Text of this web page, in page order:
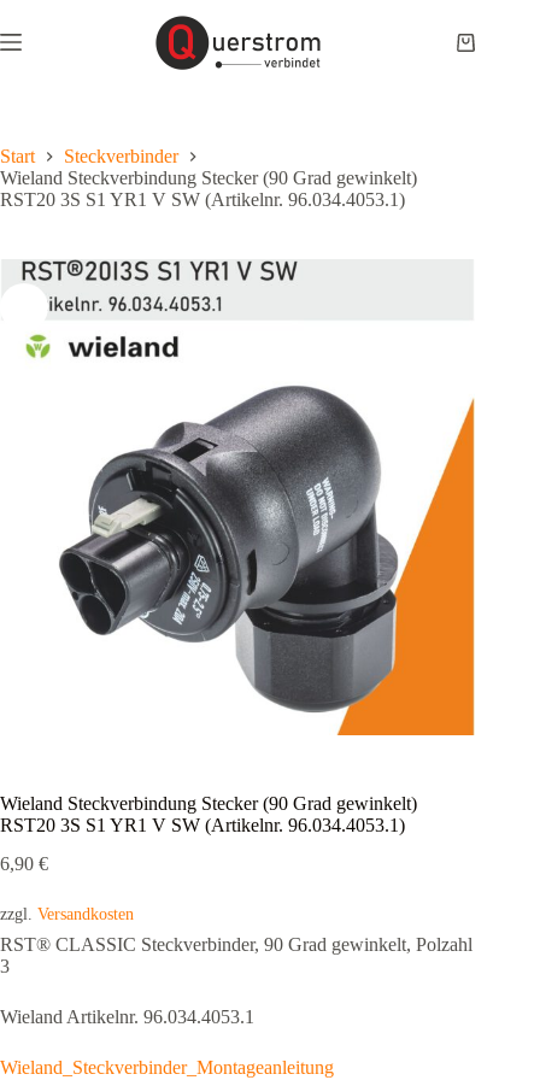
Inhalt
springen
Warenkorb
Start
Steckverbinder
Wieland Steckverbindung Stecker (90 Grad gewinkelt)
RST20 3S S1 YR1 V SW (Artikelnr. 96.034.4053.1)
Wieland Steckverbindung Stecker (90 Grad gewinkelt)
RST20 3S S1 YR1 V SW (Artikelnr. 96.034.4053.1)
6,90 €
zzgl. Versandkosten
RST® CLASSIC Steckverbinder, 90 Grad gewinkelt, Polzahl
3
Wieland Artikelnr. 96.034.4053.1
Wieland_Steckverbinder_Montageanleitung